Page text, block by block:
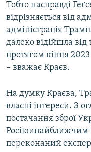
Тобто насправді
відрізняється від
адміністрація
далеко відійшла
протягом кінця
– вважає Краєв.
На думку Краєва,
власні інтереси. З
постачання зброї
Росіюинайближчим
переконаний